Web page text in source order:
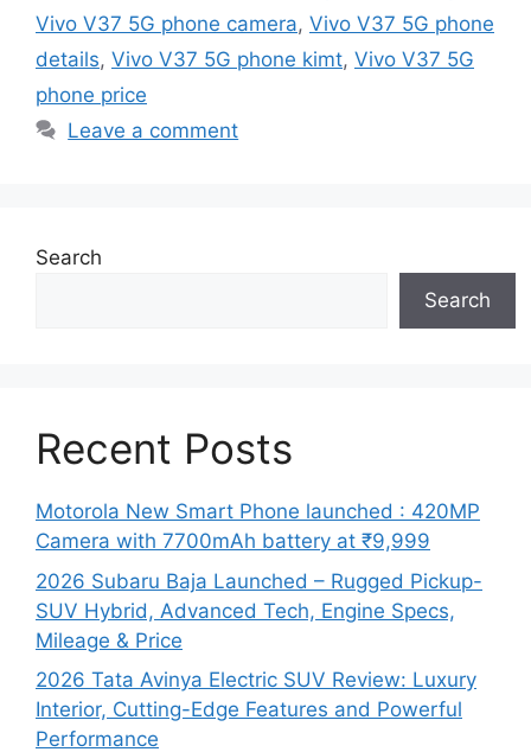
Vivo V37 5G phone camera, Vivo V37 5G phone
details, Vivo V37 5G phone kimt, Vivo V37 5G
phone price
Leave a comment
Search
Search
Recent Posts
Motorola New Smart Phone launched : 420MP
Camera with 7700mAh battery at ₹9,999
2026 Subaru Baja Launched – Rugged Pickup-
SUV Hybrid, Advanced Tech, Engine Specs,
Mileage & Price
2026 Tata Avinya Electric SUV Review: Luxury
Interior, Cutting-Edge Features and Powerful
Performance